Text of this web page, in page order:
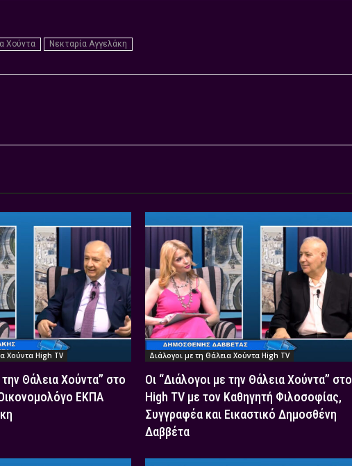
Χούντα Νεκταρία Αγγελάκη
Χούντα High TV
την Θάλεια Χούντα” στο
ΕΚΠΑ
Διάλογοι με τη Θάλεια Χούντα High TV
Οι “Διάλογοι με την Θάλεια Χούντα” στο
High TV με τον Καθηγητή Φιλοσοφίας,
Συγγραφέα και Εικαστικό Δημοσθένη
Δαββέτα